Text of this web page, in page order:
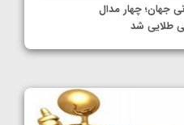
جهان؛ چهار مدال
طلایی شد